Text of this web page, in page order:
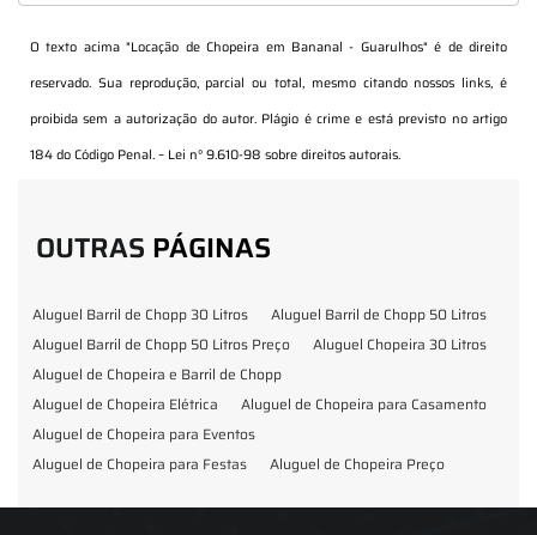
O texto acima "Locação de Chopeira em Bananal - Guarulhos" é de direito
reservado. Sua reprodução, parcial ou total, mesmo citando nossos links, é
proibida sem a autorização do autor. Plágio é crime e está previsto no artigo
184 do Código Penal. – Lei n° 9.610-98 sobre direitos autorais.
OUTRAS PÁGINAS
Aluguel Barril de Chopp 30 Litros
Aluguel Barril de Chopp 50 Litros
Aluguel Barril de Chopp 50 Litros Preço
Aluguel Chopeira 30 Litros
Aluguel de Chopeira e Barril de Chopp
Aluguel de Chopeira Elétrica
Aluguel de Chopeira para Casamento
Aluguel de Chopeira para Eventos
Aluguel de Chopeira para Festas
Aluguel de Chopeira Preço